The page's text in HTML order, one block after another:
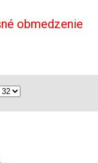
obmedzenie